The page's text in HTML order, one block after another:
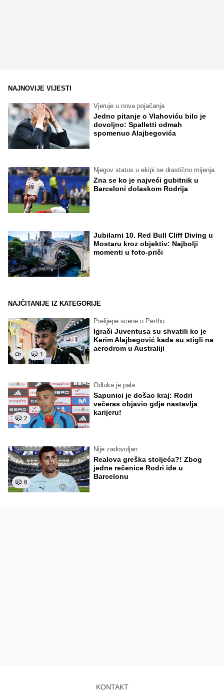
NAJNOVIJE VIJESTI
Vjeruje u nova pojačanja
Jedno pitanje o Vlahoviću bilo je
dovoljno: Spalletti odmah
spomenuo Alajbegovića
Njegov status u ekipi se drastično mijenja
Zna se ko je najveći gubitnik u
Barceloni dolaskom Rodrija
Jubilarni 10. Red Bull Cliff Diving u
Mostaru kroz objektiv: Najbolji
momenti u foto-priči
NAJČITANIJE IZ KATEGORIJE
1
Prelijepe scene u Perthu
Igrači Juventusa su shvatili ko je
Kerim Alajbegović kada su stigli na
aerodrom u Australiji
2
Odluka je pala
Sapunici je došao kraj: Rodri
večeras objavio gdje nastavlja
karijeru!
6
Nije zadovoljan
Realova greška stoljeća?! Zbog
jedne rečenice Rodri ide u
Barcelonu
KONTAKT